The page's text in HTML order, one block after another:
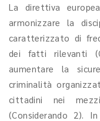
La direttiva
armonizzare la
caratterizzato di
dei fatti rilevanti
aumentare la
criminalità
cittadini nei
(Considerando 2).